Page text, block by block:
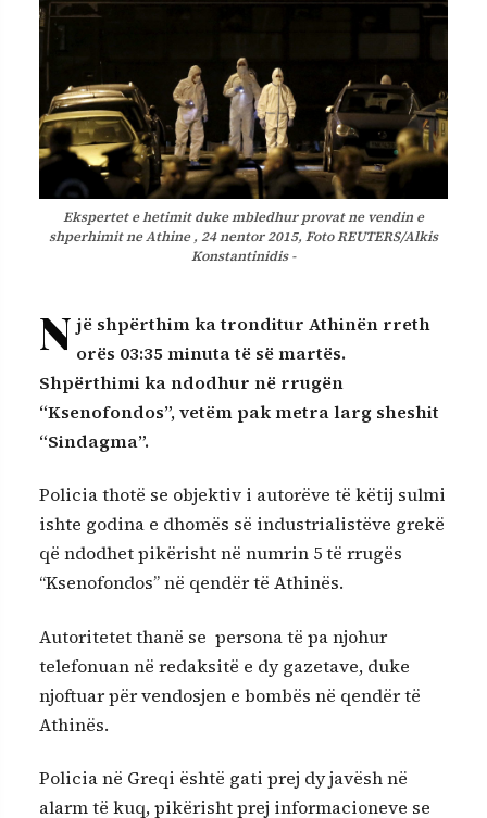
Ekspertet e hetimit duke mbledhur provat ne vendin e
shperhimit ne Athine , 24 nentor 2015, Foto REUTERS/Alkis
Konstantinidis -
N jë shpërthim ka tronditur Athinën rreth
orës 03:35 minuta të së martës.
Shpërthimi ka ndodhur në rrugën
“Ksenofondos”, vetëm pak metra larg sheshit
“Sindagma”.
Policia thotë se objektiv i autorëve të këtij sulmi
ishte godina e dhomës së industrialistëve grekë
që ndodhet pikërisht në numrin 5 të rrugës
“Ksenofondos” në qendër të Athinës.
Autoritetet thanë se persona të pa njohur
telefonuan në redaksitë e dy gazetave, duke
njoftuar për vendosjen e bombës në qendër të
Athinës.
Policia në Greqi është gati prej dy javësh në
alarm të kuq, pikërisht prej informacioneve se